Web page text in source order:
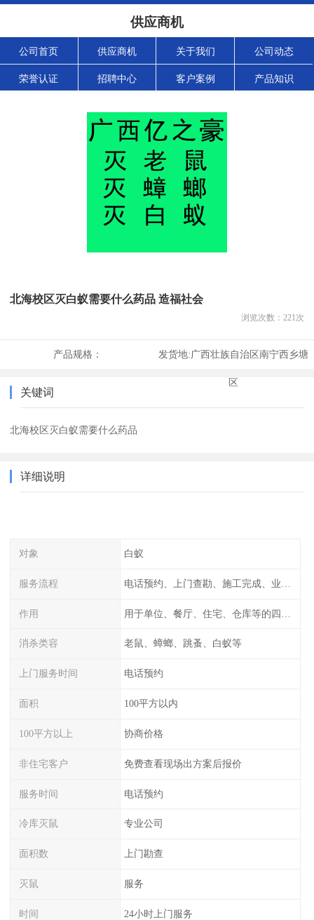
供应商机
公司首页 供应商机 关于我们 公司动态
荣誉认证 招聘中心 客户案例 产品知识
北海校区灭白蚁需要什么药品 造福社会
浏览次数： 221次
产品规格： 发货地:广西壮族自治区南宁西乡塘
区
关键词
北海校区灭白蚁需要什么药品
详细说明
对象 白蚁
服务流程
作用
消杀类容 老鼠、蟑螂、跳蚤、白蚁等
上门服务时间 电话预约
面积 100平方以内
100平方以上 协商价格
非住宅客户 免费查看现场出方案后报价
服务时间 电话预约
冷库灭鼠 专业公司
面积数 上门勘查
灭鼠 服务
时间 24小时上门服务